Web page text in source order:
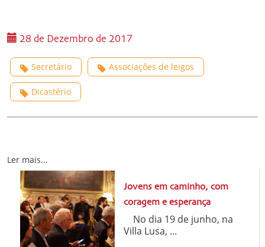
28 de Dezembro de 2017
Secretário Associações de leigos
Dicastério
Ler mais...
Jovens em caminho, com
coragem e esperança
No dia 19 de junho, na
Villa Lusa, ...